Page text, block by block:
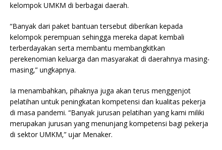
kelompok UMKM di berbagai daerah.
“Banyak dari paket bantuan tersebut diberikan kepada
kelompok perempuan sehingga mereka dapat kembali
terberdayakan serta membantu membangkitkan
perekenomian keluarga dan masyarakat di daerahnya masing-
masing,” ungkapnya.
Ia menambahkan, pihaknya juga akan terus menggenjot
pelatihan untuk peningkatan kompetensi dan kualitas pekerja
di masa pandemi. “Banyak jurusan pelatihan yang kami miliki
merupakan jurusan yang menunjang kompetensi bagi pekerja
di sektor UMKM,” ujar Menaker.